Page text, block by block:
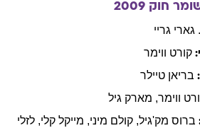
חוק 2009
גארי גריי
קורט ווימר
בריאן טיילר
ווימר, מארק גיל
ברוס מק'גיל, קולם מיני, מייקל קלי, לזלי